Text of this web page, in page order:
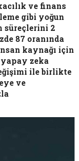
ve finans
gibi yoğun
süreçlerini 2
87 oranında
kaynağı için
zeka
ile birlikte
ve